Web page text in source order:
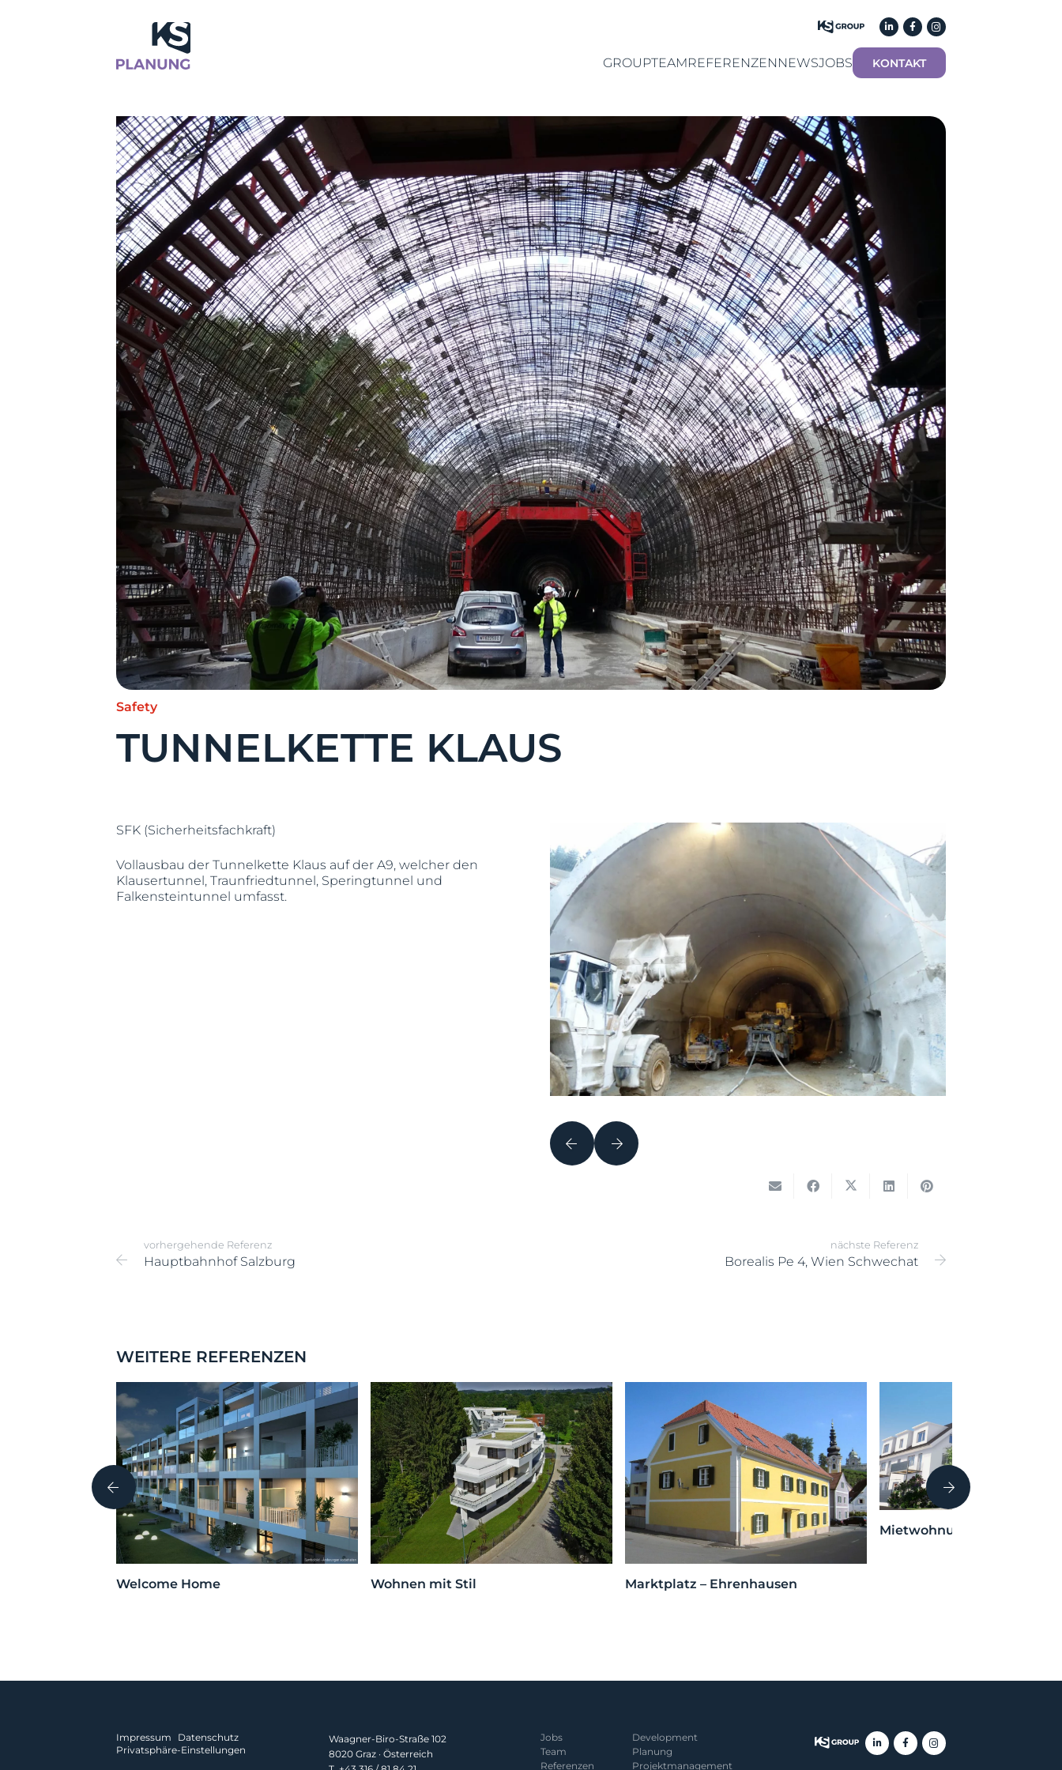
GROUPTEAMREFERENZEN NEWSJOBS KONTAKT
Safety
TUNNELKETTE KLAUS
SFK (Sicherheitsfachkraft)
Vollausbau der Tunnelkette Klaus auf der A9, welcher den
Klausertunnel, Traunfriedtunnel, Speringtunnel und
Falkensteintunnel umfasst.
vorhergehende Referenz
Hauptbahnhof Salzburg
nächste Referenz
Borealis Pe 4, Wien Schwechat
WEITERE REFERENZEN
Welcome Home
Wohnen mit Stil Marktplatz – Ehrenhausen
Mietwohnungen Söding
Impressum
Datenschutz
Privatsphäre-Einstellungen
Waagner-Biro-Straße 102
8020 Graz · Österreich
Jobs
Team
Referenzen
Development
Planung
Projekt­management